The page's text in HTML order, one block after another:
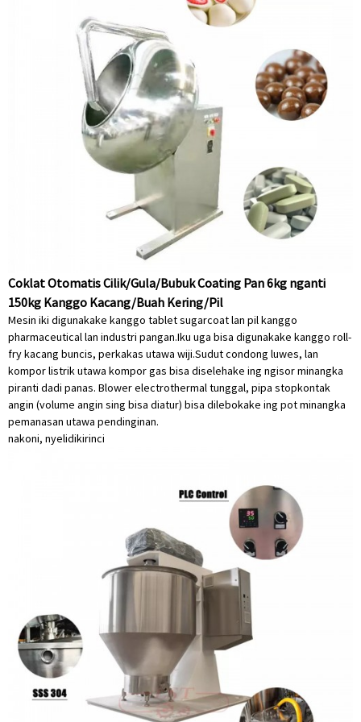
Coklat Otomatis Cilik/Gula/Bubuk Coating Pan 6kg nganti
150kg Kanggo Kacang/Buah Kering/Pil
Mesin iki digunakake kanggo tablet sugarcoat lan pil kanggo
pharmaceutical lan industri pangan.Iku uga bisa digunakake kanggo roll-
fry kacang buncis, perkakas utawa wiji.Sudut condong luwes, lan
kompor listrik utawa kompor gas bisa diselehake ing ngisor minangka
piranti dadi panas. Blower electrothermal tunggal, pipa stopkontak
angin (volume angin sing bisa diatur) bisa dilebokake ing pot minangka
pemanasan utawa pendinginan.
nakoni, nyelidikirinci